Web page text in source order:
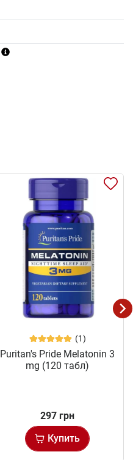
(1)
Puritan's Pride Melatonin 3
mg (120 табл)
297 грн
Купить